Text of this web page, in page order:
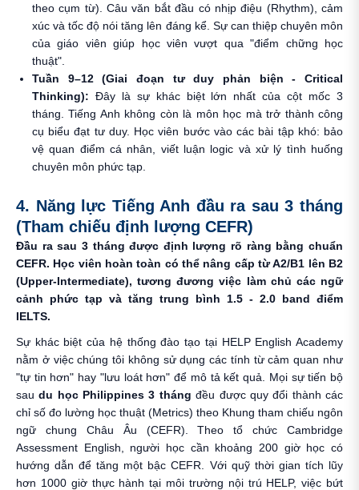
theo cụm từ). Câu văn bắt đầu có nhịp điệu (Rhythm), cảm
xúc và tốc độ nói tăng lên đáng kể. Sự can thiệp chuyên môn
của giáo viên giúp học viên vượt qua "điểm chững học
thuật".
Tuần 9–12 (Giai đoạn tư duy phản biện - Critical
Thinking): Đây là sự khác biệt lớn nhất của cột mốc 3
tháng. Tiếng Anh không còn là môn học mà trở thành công
cụ biểu đạt tư duy. Học viên bước vào các bài tập khó: bảo
vệ quan điểm cá nhân, viết luận logic và xử lý tình huống
chuyên môn phức tạp.
4. Năng lực Tiếng Anh đầu ra sau 3 tháng
(Tham chiếu định lượng CEFR)
Đầu ra sau 3 tháng được định lượng rõ ràng bằng chuẩn
CEFR. Học viên hoàn toàn có thể nâng cấp từ A2/B1 lên B2
(Upper-Intermediate), tương đương việc làm chủ các ngữ
cảnh phức tạp và tăng trung bình 1.5 - 2.0 band điểm
IELTS.
Sự khác biệt của hệ thống đào tạo tại HELP English Academy
nằm ở việc chúng tôi không sử dụng các tính từ cảm quan như
"tự tin hơn" hay "lưu loát hơn" để mô tả kết quả. Mọi sự tiến bộ
saudu học Philippines 3 tháng đều được quy đổi thành các
chỉ số đo lường học thuật (Metrics) theo Khung tham chiếu ngôn
ngữ chung Châu Âu (CEFR). Theo tổ chức Cambridge
Assessment English, người học cần khoảng 200 giờ học có
hướng dẫn để tăng một bậc CEFR. Với quỹ thời gian tích lũy
hơn 1000 giờ thực hành tại môi trường nội trú HELP, việc bứt